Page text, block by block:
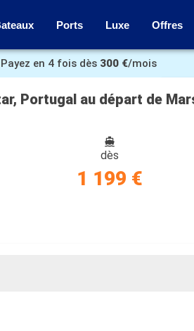
Ports Luxe Offres
Payez en 4 fois dès 300 €/mois
Portugal au départ de
dès
1 199 €